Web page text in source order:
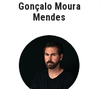
Gonçalo Moura
Mendes